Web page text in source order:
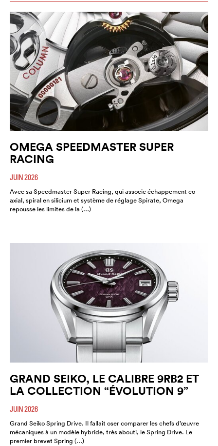
OMEGA SPEEDMASTER SUPER
RACING
JUIN 2026
Avec sa Speedmaster Super Racing, qui associe échappement co-
axial, spiral en silicium et système de réglage Spirate, Omega
repousse les limites de la (…)
GRAND SEIKO, LE CALIBRE 9RB2 ET
LA COLLECTION “ÉVOLUTION 9”
JUIN 2026
Grand Seiko Spring Drive. Il fallait oser comparer les chefs d’œuvre
mécaniques à un modèle hybride, très abouti, le Spring Drive. Le
premier brevet Spring (…)